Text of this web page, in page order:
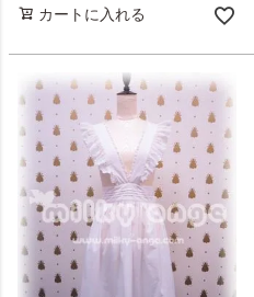
カートに入れる